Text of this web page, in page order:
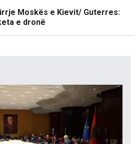
Moskës e Kievit/ Guterres:
e dronë